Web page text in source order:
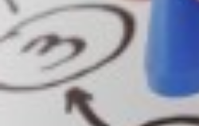
Entrepreneurs